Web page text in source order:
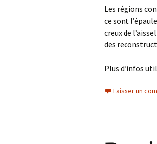
Les régions
ce sont
creux de
des
Plus d’infos
Laisser un